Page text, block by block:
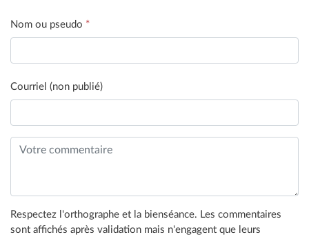
Nom ou pseudo *
Courriel (non publié)
Respectez l'orthographe et la bienséance. Les commentaires
sont affichés après validation mais n'engagent que leurs